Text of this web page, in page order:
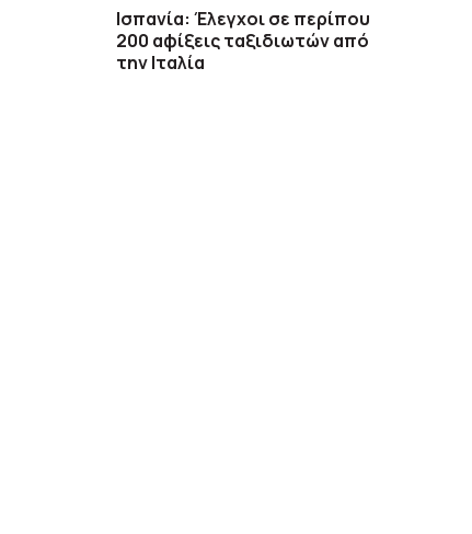
Ισπανία: Έλεγχοι σε περίπου
200 αφίξεις ταξιδιωτών από
την Ιταλία